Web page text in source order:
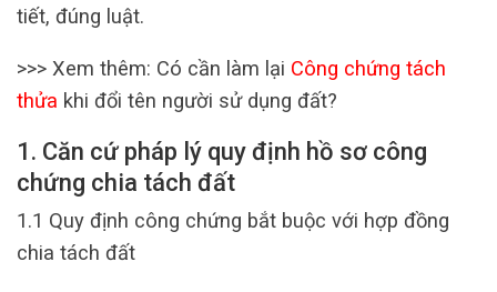
tiết, đúng luật.
>>> Xem thêm: Có cần làm lại Công chứng tách
thửa khi đổi tên người sử dụng đất?
1. Căn cứ pháp lý quy định hồ sơ công
chứng chia tách đất
1.1 Quy định công chứng bắt buộc với hợp đồng
chia tách đất